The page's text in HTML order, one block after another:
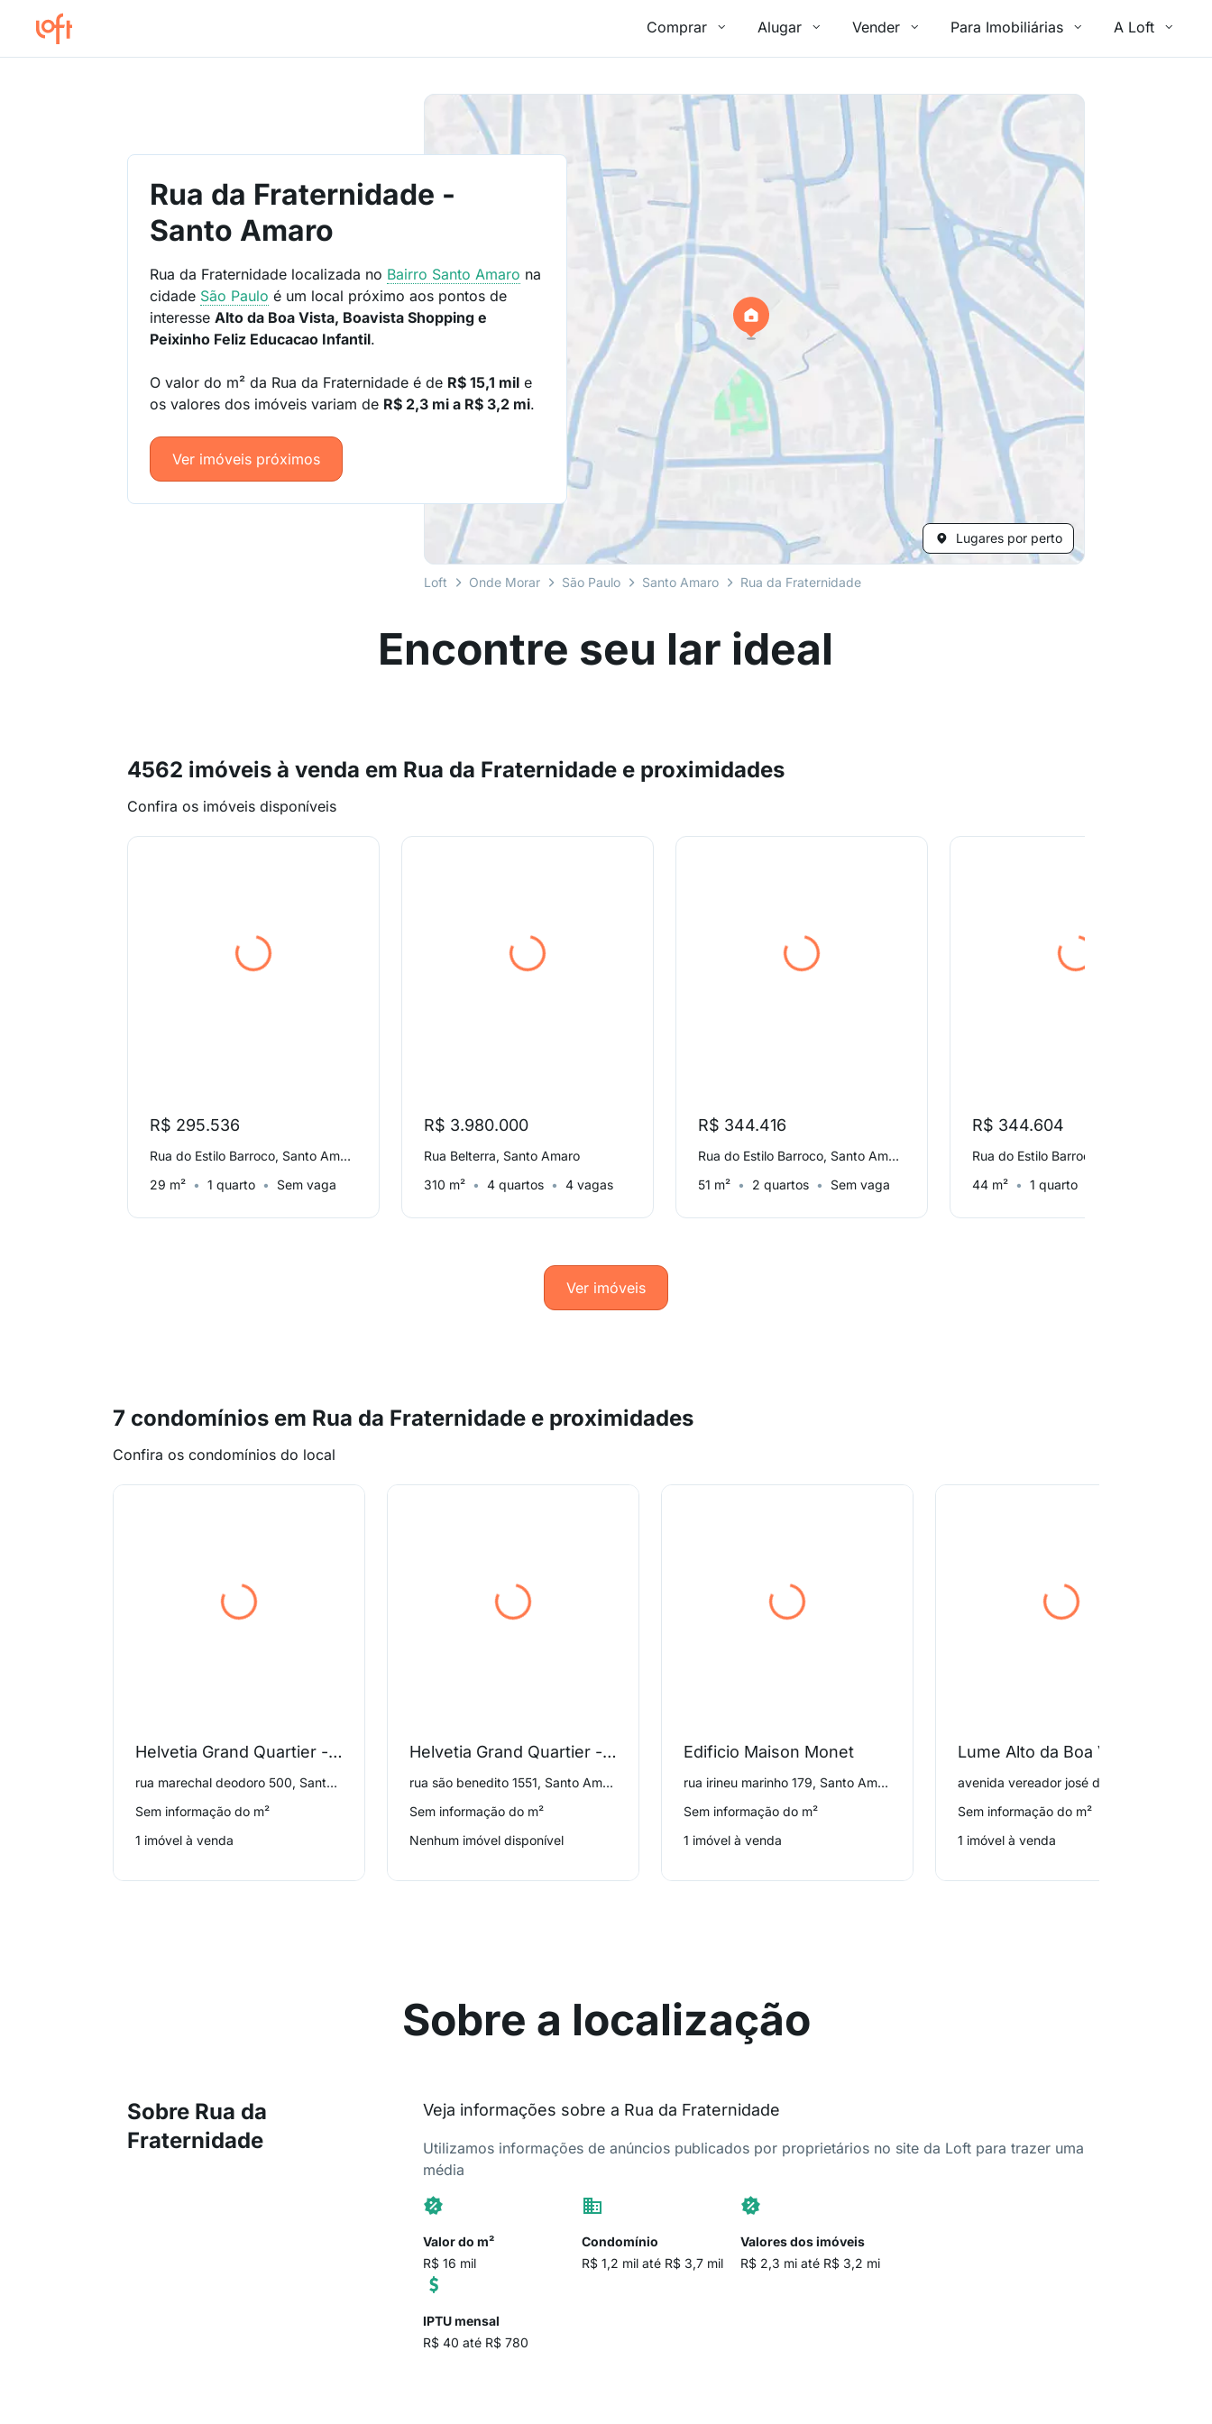
Comprar Alugar Vender Para Imobiliárias A Loft
Lugares por perto
Loft Onde Morar São Paulo Santo Amaro Rua da Fraternidade
Rua da Fraternidade -
Santo Amaro
Rua da Fraternidade localizada no Bairro Santo Amaro na
cidade São Paulo é um local próximo aos pontos de
interesseAlto da Boa Vista, Boavista Shopping e
Peixinho Feliz Educacao Infantil.
O valor do m² da Rua da Fraternidade é de R$ 15,1 mil e
os valores dos imóveis variam de R$ 2,3 mi a R$ 3,2 mi.
Ver imóveis próximos
Encontre seu lar ideal
4562 imóveis à venda em Rua da Fraternidade e proximidades
Confira os imóveis disponíveis
R$ 295.536
Rua do Estilo Barroco, Santo Amaro
29 m²
1 quarto Sem vaga
R$ 3.980.000
Rua Belterra, Santo Amaro
310 m²
4 quartos 4 vagas
R$ 344.416
Rua do Estilo Barroco, Santo Amaro
51 m²
2 quartos Sem vaga
R$ 344.604
44 m²
1 quarto
Ver imóveis
7 condomínios em Rua da Fraternidade e proximidades
Confira os condomínios do local
Helvetia Grand Quartier - Garten Haus Condominium
rua marechal deodoro 500, Santo Amaro
Sem informação do m²
1 imóvel à venda
Helvetia Grand Quartier - Alpen Haus Condominium
rua são benedito 1551, Santo Amaro
Sem informação do m²
Nenhum imóvel disponível
Edificio Maison Monet
rua irineu marinho 179, Santo Amaro
Sem informação do m²
1 imóvel à venda
Lume Alto da Boa Vista
Sem informação do m²
1 imóvel à venda
Sobre a localização
Sobre Rua da
Fraternidade
Veja informações sobre a Rua da Fraternidade
Utilizamos informações de anúncios publicados por proprietários no site da Loft para trazer uma
média
Valor do m²
R$ 16 mil
Condomínio
R$ 1,2 mil até R$ 3,7 mil
Valores dos imóveis
R$ 2,3 mi até R$ 3,2 mi
IPTU mensal
R$ 40 até R$ 780